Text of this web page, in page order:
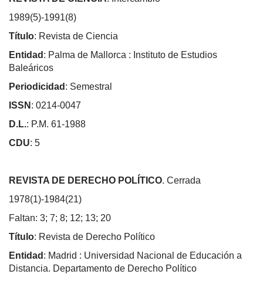
1989(5)-1991(8)
Título: Revista de Ciencia
Entidad : Palma de Mallorca : Instituto de Estudios
Baleáricos
Periodicidad : Semestral
ISSN : 0214-0047
D.L.: P.M. 61-1988
CDU: 5
REVISTA DE DERECHO POLÍTICO. Cerrada
1978(1)-1984(21)
Faltan: 3; 7; 8; 12; 13; 20
Título: Revista de Derecho Político
Entidad : Madrid : Universidad Nacional de Educación a
Distancia. Departamento de Derecho Político